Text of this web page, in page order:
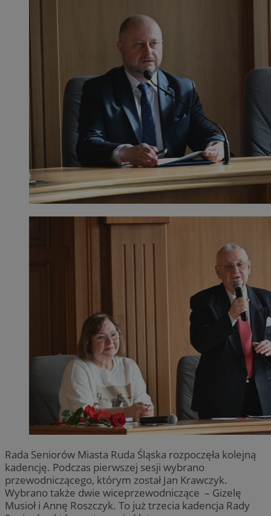
Rada Seniorów Miasta Ruda Śląska rozpoczęła kolejną
kadencję. Podczas pierwszej sesji wybrano
przewodniczącego, którym został Jan Krawczyk.
Wybrano także dwie wiceprzewodniczące – Gizelę
Musioł i Annę Roszczyk. To już trzecia kadencja Rady